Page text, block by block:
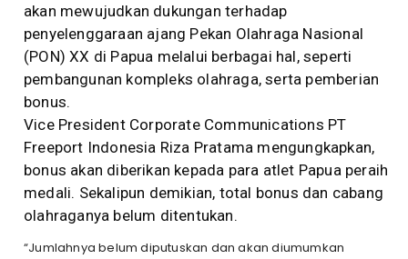
akan mewujudkan dukungan terhadap
penyelenggaraan ajang Pekan Olahraga Nasional
(PON) XX di Papua melalui berbagai hal, seperti
pembangunan kompleks olahraga, serta pemberian
bonus.
Vice President Corporate Communications PT
Freeport Indonesia Riza Pratama mengungkapkan,
bonus akan diberikan kepada para atlet Papua peraih
medali. Sekalipun demikian, total bonus dan cabang
olahraganya belum ditentukan.
“Jumlahnya belum diputuskan dan akan diumumkan